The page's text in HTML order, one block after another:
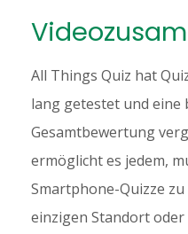
All Things Quiz hat
lang getestet und eine
Gesamtbewertung
ermöglicht es jedem,
Smartphone-Quizze
einzigen Standort